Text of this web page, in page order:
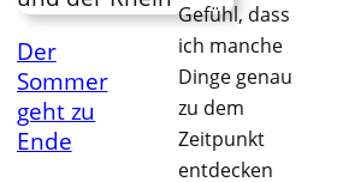
Der
Sommer
geht zu
Ende
Gefühl, dass
ich manche
Dinge genau
zu dem
Zeitpunkt
entdecken